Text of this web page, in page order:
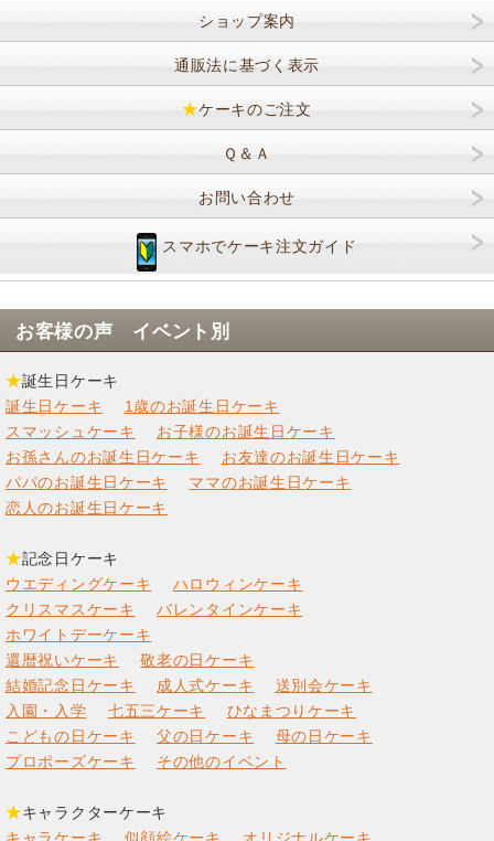
ショップ案内
通販法に基づく表示
★ケーキのご注文
Ｑ＆Ａ
お問い合わせ
スマホでケーキ注文ガイド
お客様の声 イベント別
★誕生日ケーキ
誕生日ケーキ
1歳のお誕生日ケーキ
スマッシュケーキ
お子様のお誕生日ケーキ
お孫さんのお誕生日ケーキ
お友達のお誕生日ケーキ
パパのお誕生日ケーキ
ママのお誕生日ケーキ
恋人のお誕生日ケーキ
★記念日ケーキ
ウエディングケーキ
ハロウィンケーキ
クリスマスケーキ
バレンタインケーキ
ホワイトデーケーキ
還暦祝いケーキ
敬老の日ケーキ
結婚記念日ケーキ
成人式ケーキ
送別会ケーキ
入園・入学
七五三ケーキ
ひなまつりケーキ
こどもの日ケーキ
父の日ケーキ
母の日ケーキ
プロポーズケーキ
その他のイベント
★キャラクターケーキ